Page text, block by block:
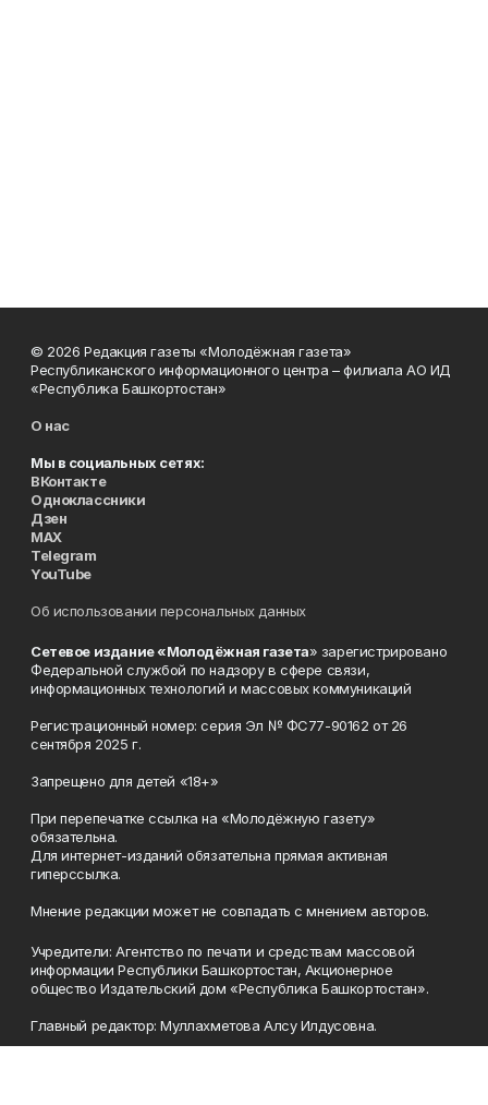
© 2026 Редакция газеты «Молодёжная газета»
Республиканского информационного центра – филиала АО ИД
«Республика Башкортостан»
О нас
Мы в социальных сетях:
ВКонтакте
Одноклассники
Дзен
MAX
Telegram
YouTube
Об использовании персональных данных
Сетевое издание «Молодёжная газета» зарегистрировано
Федеральной службой по надзору в сфере связи,
информационных технологий и массовых коммуникаций
Регистрационный номер: серия Эл № ФС77-90162 от 26
сентября 2025 г.
Запрещено для детей «18+»
При перепечатке ссылка на «Молодёжную газету»
обязательна.
Для интернет-изданий обязательна прямая активная
гиперссылка.
Мнение редакции может не совпадать с мнением авторов.
Учредители: Агентство по печати и средствам массовой
информации Республики Башкортостан, Акционерное
общество Издательский дом «Республика Башкортостан».
Главный редактор: Муллахметова Алсу Илдусовна.